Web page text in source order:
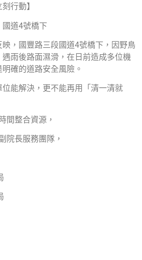
行動】
道4號橋下
，國豐路三段國道4號橋下，因野鳥
雨後路面濕滑，在日前造成多位機
確的道路安全風險。
能解決，更不能再用「清一清就
間整合資源，
院長服務團隊，